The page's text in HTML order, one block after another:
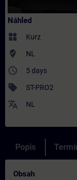
Náhled
widgets Kurz
where_to_vote NL
access_time 5 days
sell ST-PRO2
translate NL
Popis
Obsah